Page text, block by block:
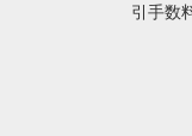
引手数